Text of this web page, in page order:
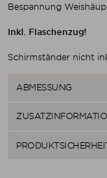
Bespannung
Inkl. Flaschenzug!
Schirmständer nicht
ABMESSUNG